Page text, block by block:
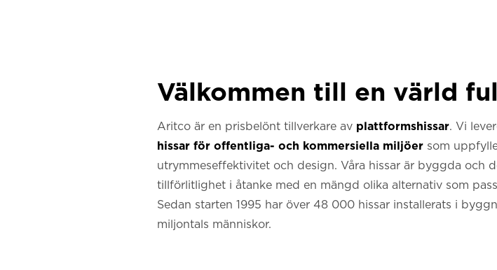
Välkommen till en värld
Aritco är en prisbelönt tillverkare av plattformshissar. Vi
hissar för offentliga- och kommersiella miljöer som
utrymmeseffektivitet och design. Våra hissar är byggda och
tillförlitlighet i åtanke med en mängd olika alternativ som
Sedan starten 1995 har över 48 000 hissar installerats i
miljontals människor.